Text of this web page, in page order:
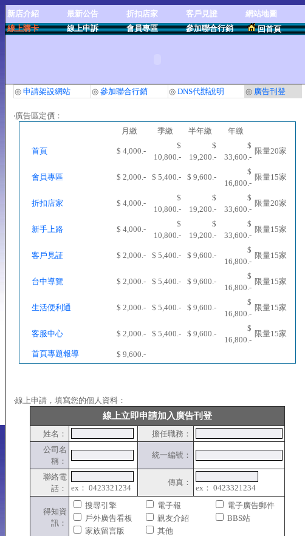
新店介紹 最新公告 折扣店家 客戶見證 網站地圖
線上購卡
線上申訴 會員專區 參加聯合行銷 回首頁
◎ 申請架設網站 ◎ 參加聯合行銷 ◎ DNS代辦說明 ◎ 廣告刊登
‧廣告區定價：
月繳
季繳 半年繳 年繳
首頁 $ 4,000.-
$
10,800.-
$
19,200.-
$
33,600.-
限量20家
會員專區 $ 2,000.- $ 5,400.- $ 9,600.-
$
16,800.-
限量15家
折扣店家 $ 4,000.-
$
10,800.-
$
19,200.-
$
33,600.-
限量20家
新手上路 $ 4,000.-
$
10,800.-
$
19,200.-
$
33,600.-
限量15家
客戶見証 $ 2,000.- $ 5,400.- $ 9,600.-
$
16,800.-
限量15家
台中導覽 $ 2,000.- $ 5,400.- $ 9,600.-
$
16,800.-
限量15家
生活便利通 $ 2,000.- $ 5,400.- $ 9,600.-
$
16,800.-
限量15家
客服中心 $ 2,000.- $ 5,400.- $ 9,600.-
$
16,800.-
限量15家
首頁專題報導 $ 9,600.-
‧線上申請，填寫您的個人資料：
線上立即申請加入廣告刊登
姓名：
擔任職務：
公司名
稱：
統一編號：
聯絡電
話：
ex： 0423321234
傳真：
ex： 0423321234
得知資
訊：
搜尋引擎 電子報
電子廣告郵件
戶外廣告看板
親友介紹
BBS站
家族留言版
其他